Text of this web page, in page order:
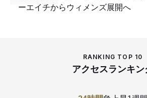
ーエイチからウィメンズ展開へ
RANKING TOP 10
アクセスランキン